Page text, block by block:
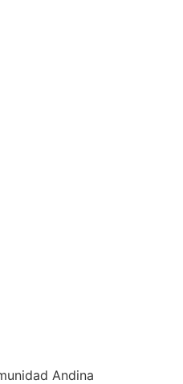
Andina